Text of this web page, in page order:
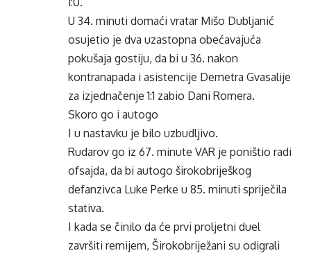
U 34. minuti domaći vratar Mišo Dubljanić
osujetio je dva uzastopna obećavajuća
pokušaja gostiju, da bi u 36. nakon
kontranapada i asistencije Demetra Gvasalije
za izjednačenje 1:1 zabio Dani Romera.
Skoro go i autogo
I u nastavku je bilo uzbudljivo.
Rudarov go iz 67. minute VAR je poništio radi
ofsajda, da bi autogo širokobriješkog
defanzivca Luke Perke u 85. minuti spriječila
stativa.
I kada se činilo da će prvi proljetni duel
završiti remijem, Širokobriježani su odigrali